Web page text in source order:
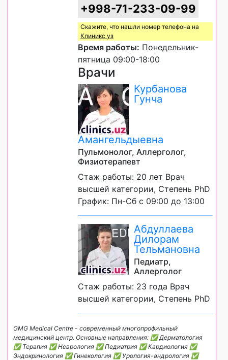
+998-71-233-09-99
Скажите, что нашли номер телефона на
Клиникс уз
Время работы: Понедельник-
пятница 09:00-18:00
Врачи
Курбанова
Гунча
Амангельдыевна
Пульмонолог, Аллерголог,
Физиотерапевт
Стаж работы: 20 лет Врач
высшей категории, Степень PhD
График: Пн-Сб с 09:00 до 13:00
Абдуллаева
Дилорам
Тельмановна
Педиатр,
Аллерголог
Стаж работы: 23 года Врач
высшей категории, Степень PhD
GMG Medical Centre - современный многопрофильный
медицинский центр. Основные направления: ✅ Дерматология
✅ Терапия ✅ Неврология ✅ Педиатрия ✅ Кардиология ✅
Эндокринология ✅ Гинекология ✅ Урология-андрология ✅